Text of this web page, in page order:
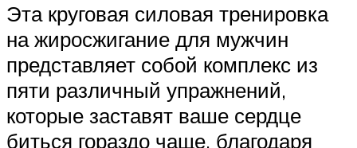
Эта круговая силовая тренировка
на жиросжигание для мужчин
представляет собой комплекс из
пяти различный упражнений,
которые заставят ваше сердце
биться гораздо чаще, благодаря